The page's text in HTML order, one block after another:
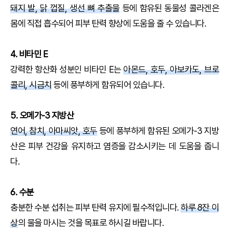
돼지 발, 닭 껍질, 생선 뼈 추출물등에 함유된 동물성 콜라겐은
몸에 직접 흡수되어 피부 탄력 향상에 도움을 줄 수 있습니다.
4. 비타민 E
강력한 항산화 성분인 비타민 E는아몬드, 호두, 아보카도, 브로
콜리, 시금치등에 풍부하게 함유되어 있습니다.
5. 오메가-3 지방산
연어, 참치, 아마씨앗, 호두등에 풍부하게 함유된 오메가-3 지방
산은 피부 건강을 유지하고 염증을 감소시키는 데 도움을 줍니
다.
6. 수분
충분한 수분 섭취는 피부 탄력 유지에 필수적입니다.하루 8잔 이
상의 물을 마시는 것을 목표로 하시길 바랍니다.